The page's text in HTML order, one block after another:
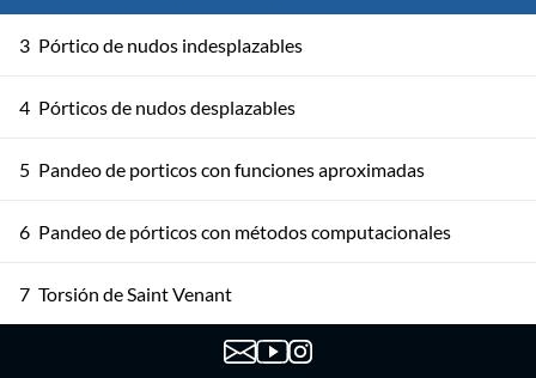
3 Pórtico de nudos indesplazables
4 Pórticos de nudos desplazables
5 Pandeo de porticos con funciones aproximadas
6 Pandeo de pórticos con métodos computacionales
7 Torsión de Saint Venant
Torsión en secciones abiertas